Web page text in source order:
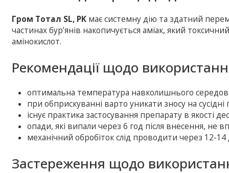
Гром Тотал SL, PK має системну дію та здатний
частинах бур’янів накопичується аміак, який
амінокислот.
Рекомендації щодо
оптимальна температура навколишнього
при обприску­ванні варто уникати зносу на сусідні
існує практика застосування препарату в якості
опади, які випали через 6 год після внесення, не
механічний обробіток слід проводити через 12-14
Застереження щодо